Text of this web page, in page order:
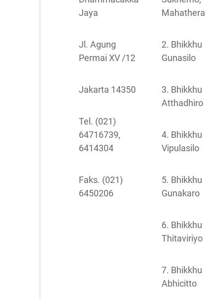
Jaya
Jl. Agung
Permai XV /12
Jakarta 14350
Tel. (021)
64716739,
6414304
Faks. (021)
6450206
Mahathera
2. Bhikkhu
Gunasilo
3. Bhikkhu
Atthadhiro
4. Bhikkhu
Vipulasilo
5. Bhikkhu
Gunakaro
6. Bhikkhu
Thitaviriyo
7. Bhikkhu
Abhicitto